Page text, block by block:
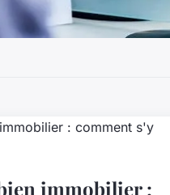
immobilier :